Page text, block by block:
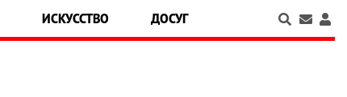
ИСКУССТВО ДОСУГ